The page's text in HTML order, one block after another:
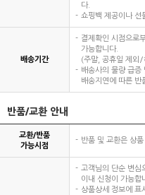
다.
쇼핑백 제공이나 선
배송기간
결제확인 시점으로
가능합니다.
(주말, 공휴일 제외/
배송사의 물량 급증
배송지연에 따른 반
반품/교환 안내
교환/반품
가능시점
반품 및 교환은 상
고객님의 단순 변심
이내 신청이 가능합
상품상세 정보에